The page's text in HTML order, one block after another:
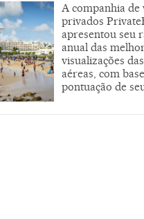
A companhia de
privados
apresentou seu
anual das
visualizações
aéreas, com
pontuação de